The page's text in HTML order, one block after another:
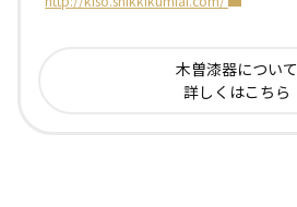
木曽漆器について
詳しくはこちら